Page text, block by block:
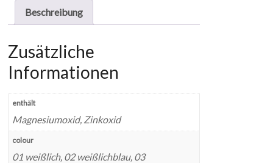
Beschreibung
Zusätzliche
Informationen
enthält
Magnesiumoxid, Zinkoxid
colour
01 weißlich, 02 weißlichblau, 03